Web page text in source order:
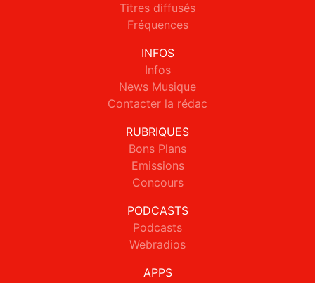
Titres diffusés
Fréquences
INFOS
Infos
News Musique
Contacter la rédac
RUBRIQUES
Bons Plans
Emissions
Concours
PODCASTS
Podcasts
Webradios
APPS